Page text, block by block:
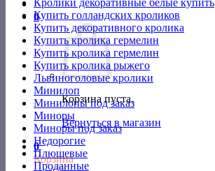
0
Корзина пуста.
Вернуться в магазин
0
Корзина
Кролики декоративные белые купить
Купить голландских кроликов
Купить декоративного кролика
Купить кролика гермелин
Купить кролика гермелин
Купить кролика рыжего
Львиноголовые кролики
Минилоп
Минилопы под заказ
Миноры
Миноры под заказ
Недорогие
Плюшевые
Проданные